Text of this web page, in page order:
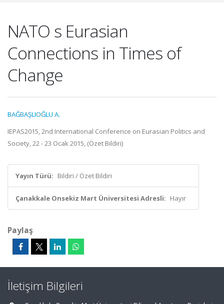
NATO s Eurasian
Connections in Times of
Change
BAĞBAŞLIOĞLU A.
IEPAS2015, 2nd International Conference on Eurasian Politics and
Society, 22 - 23 Ocak 2015, (Özet Bildiri)
Yayın Türü: Bildiri / Özet Bildiri
Çanakkale Onsekiz Mart Üniversitesi Adresli: Hayır
Paylaş
İletişim Bilgileri